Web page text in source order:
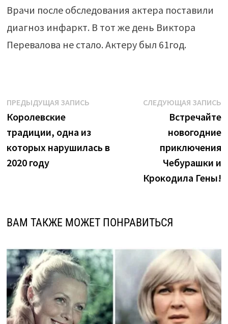
Врачи после обследования актера поставили
диагноз инфаркт. В тот же день Виктора
Перевалова не стало. Актеру был 61год.
Навигация
по
записям
ПРЕДЫДУЩАЯ ЗАПИСЬПредыдущая
Королевские
традиции, одна из
которых нарушилась в
2020 году
СЛЕДУЮЩАЯ ЗАПИСЬ
Встречайте
новогодние
приключения
Чебурашки и
Крокодила Гены!
ВАМ ТАКЖЕ МОЖЕТ ПОНРАВИТЬСЯ